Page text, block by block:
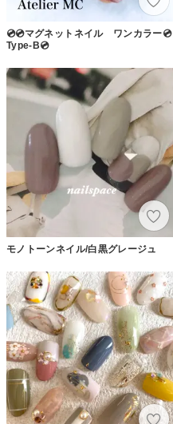
💿💿マグネットネイル ワンカラー💿
Type-B💿
モノトーンネイル/白黒グレージュ